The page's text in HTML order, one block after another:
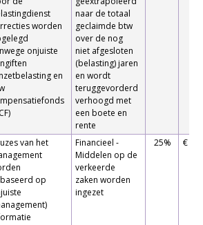
worden
onjuiste
en
naar de totaal
geclaimde btw
over de nog
niet afgesloten
(belasting) jaren
en wordt
teruggevorderd
verhoogd met
een boete en
rente
van het
op
Financieel -
Middelen op de
verkeerde
zaken worden
ingezet
25% €